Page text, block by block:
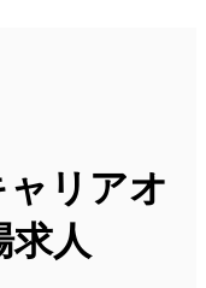
リアオ
求人